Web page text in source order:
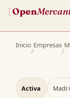
[Open
Inicio
/
Empresas
/
Activa